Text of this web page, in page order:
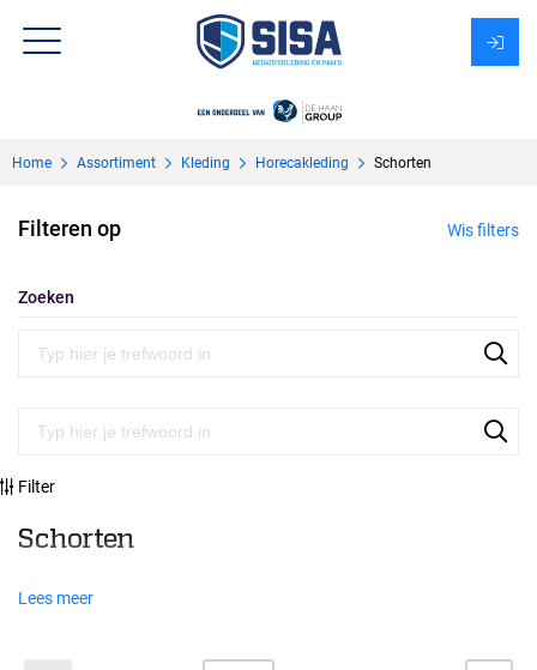
Over Sisa
KMS
Uitzendbureau?
Home Assortiment Kleding Horecakleding Schorten
Filteren op Wis filters
Zoeken
Filter
Schorten
Lees meer